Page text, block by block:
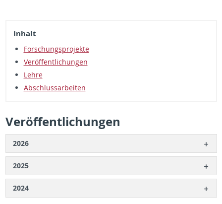
In­halt
Forschung­spro­jekte
Veröffentlichun­gen
Lehre
Ab­schlus­sar­beiten
Veröffentlichun­gen
2026
2025
2024